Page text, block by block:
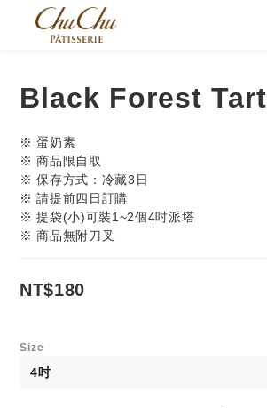
Black Forest Tart
※ 蛋奶素
※ 商品限自取
※ 保存方式：冷藏3日
※ 請提前四日訂購
※ 提袋(小)可裝1~2個4吋派塔
※ 商品無附刀叉
NT$180
Size